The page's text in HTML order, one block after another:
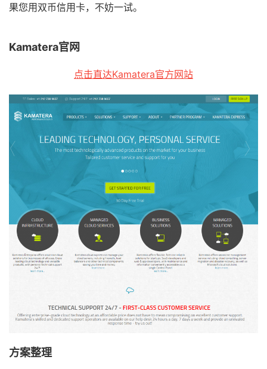
果您用双币信用卡，不妨一试。
Kamatera官网
点击直达Kamatera官方网站
方案整理